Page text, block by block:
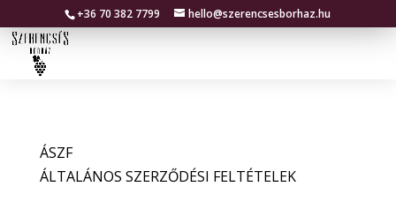
+36 70 382 7799 hello@szerencsesborhaz.hu
ÁSZF
ÁLTALÁNOS SZERZŐDÉSI FELTÉTELEK